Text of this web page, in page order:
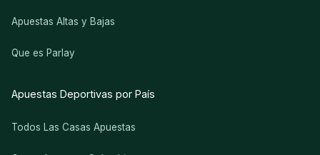
Apuestas Altas y Bajas
Que es Parlay
Apuestas Deportivas por País
Todos Las Casas Apuestas